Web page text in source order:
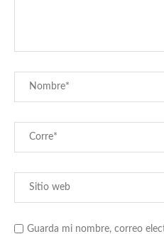
Guarda mi nombre, correo